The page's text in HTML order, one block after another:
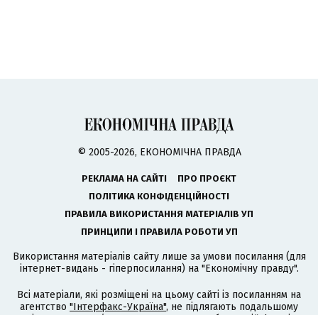
© 2005-2026, ЕКОНОМІЧНА ПРАВДА
РЕКЛАМА НА САЙТІ
ПРО ПРОЄКТ
ПОЛІТИКА КОНФІДЕНЦІЙНОСТІ
ПРАВИЛА ВИКОРИСТАННЯ МАТЕРІАЛІВ УП
ПРИНЦИПИ І ПРАВИЛА РОБОТИ УП
Використання матеріалів сайту лише за умови посилання (для
інтернет-видань - гіперпосилання) на "Економічну правду".
Всі матеріали, які розміщені на цьому сайті із посиланням на
агентство "Інтерфакс-Україна", не підлягають подальшому